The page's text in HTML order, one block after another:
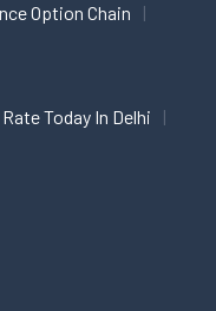
Option Chain
Today In Delhi